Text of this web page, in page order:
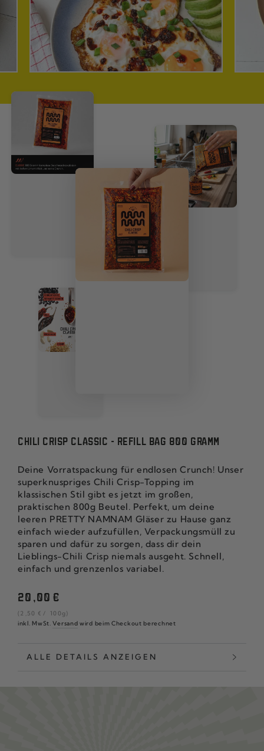
CHILI CRISP CLASSIC - REFILL BAG 800 GRAMM
Deine Vorratspackung für endlosen Crunch! Unser
superknuspriges Chili Crisp-Topping im
klassischen Stil gibt es jetzt im großen,
praktischen 800g Beutel. Perfekt, um deine
leeren PRETTY NAMNAM Gläser zu Hause ganz
einfach wieder aufzufüllen, Verpackungsmüll zu
sparen und dafür zu sorgen, dass dir dein
Lieblings-Chili Crisp niemals ausgeht. Schnell,
einfach und grenzenlos variabel.
Regulärer
20 ,00 €
Stückpreis
(2 ,50 € / pro
100g)
inkl. MwSt.Versand wird beim Checkout berechnet
ALLE DETAILS ANZEIGEN